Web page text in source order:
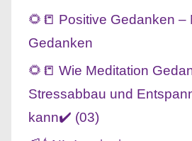
🌻📒 Positive Gedanken –
Gedanken
🌻📒 Wie Meditation
Stressabbau und
kann✔️ (03)